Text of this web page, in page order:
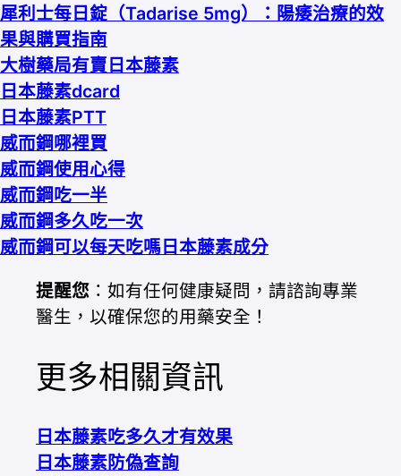
犀利士每日錠（Tadarise 5mg）：陽痿治療的效
果與購買指南
大樹藥局有賣日本藤素
日本藤素dcard
日本藤素PTT
威而鋼哪裡買
威而鋼使用心得
威而鋼吃一半
威而鋼多久吃一次
威而鋼可以每天吃嗎 日本藤素成分
提醒您 ：如有任何健康疑問，請諮詢專業
醫生，以確保您的用藥安全！
更多相關資訊
日本藤素吃多久才有效果
日本藤素防偽查詢